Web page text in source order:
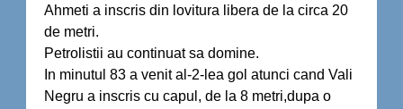
Ahmeti a inscris din lovitura libera de la circa 20
de metri.
Petrolistii au continuat sa domine.
In minutul 83 a venit al-2-lea gol atunci cand Vali
Negru a inscris cu capul, de la 8 metri,dupa o